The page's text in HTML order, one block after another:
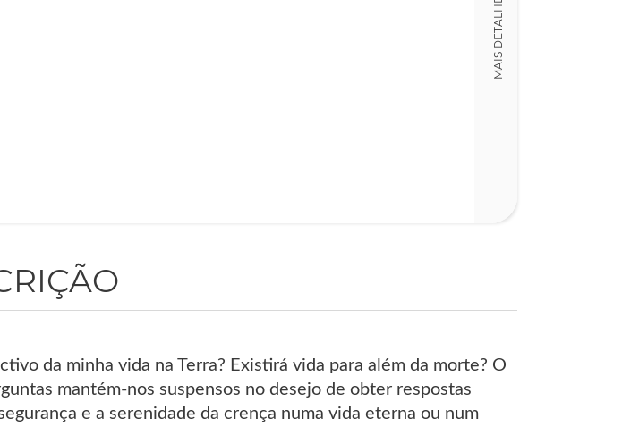
MAIS DETALHES
da minha vida na Terra? Existirá vida para além da morte? O
mantém-nos suspensos no desejo de obter respostas
e a serenidade da crença numa vida eterna ou num